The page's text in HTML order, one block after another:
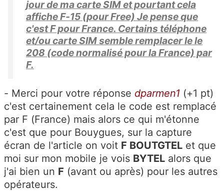
jour de ma carte SIM et pourtant cela
affiche F-15 (pour Free) Je pense que
c'est F pour France. Certains téléphone
et/ou carte SIM semble remplacer le le
208 (code normalisé pour la France) par
F.
- Merci pour votre réponse dparmen1 (+1 pt)
c'est certainement cela le code est remplacé
par F (France) mais alors ce qui m'étonne
c'est que pour Bouygues, sur la capture
écran de l'article on voit F BOUTGTEL et que
moi sur mon mobile je vois BYTEL alors que
j'ai bien un F (avant ou après) pour les autres
opérateurs.